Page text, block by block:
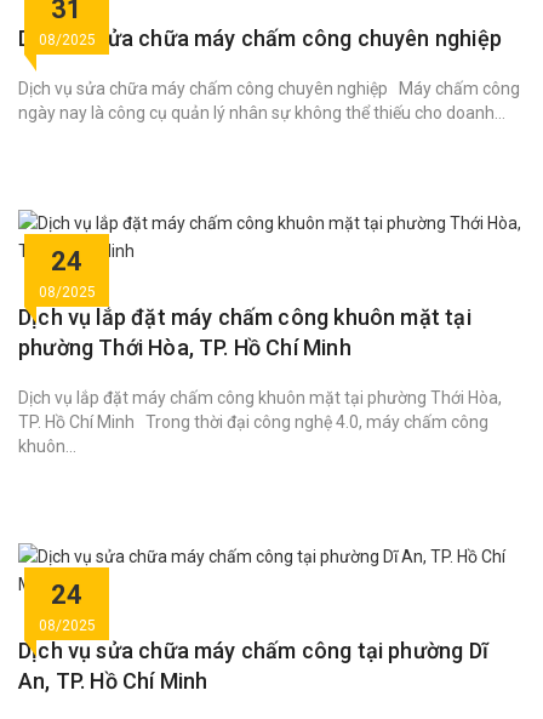
31
08/2025
Dịch vụ sửa chữa máy chấm công chuyên nghiệp
Dịch vụ sửa chữa máy chấm công chuyên nghiệp Máy chấm công
ngày nay là công cụ quản lý nhân sự không thể thiếu cho doanh...
24
08/2025
Dịch vụ lắp đặt máy chấm công khuôn mặt tại
phường Thới Hòa, TP. Hồ Chí Minh
Dịch vụ lắp đặt máy chấm công khuôn mặt tại phường Thới Hòa,
TP. Hồ Chí Minh Trong thời đại công nghệ 4.0, máy chấm công
khuôn...
24
08/2025
Dịch vụ sửa chữa máy chấm công tại phường Dĩ
An, TP. Hồ Chí Minh